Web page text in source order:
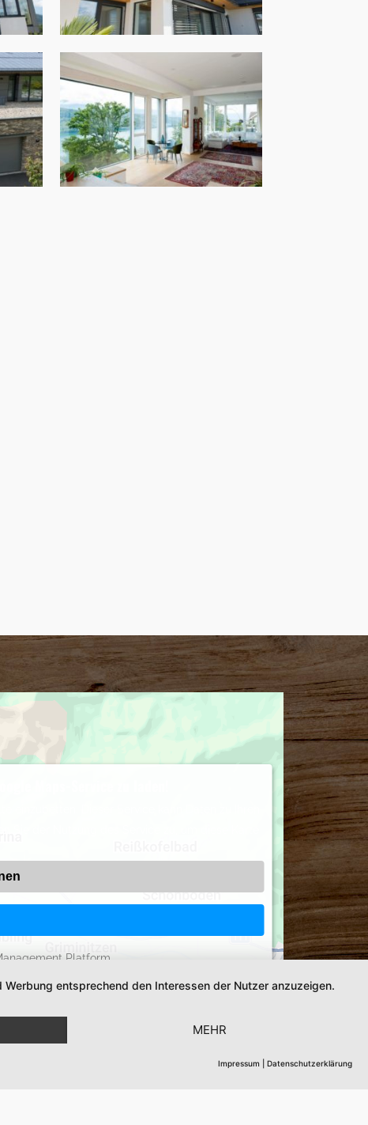
Platform
entsprechend den Interessen der Nutzer anzuzeigen.
MEHR
Impressum Datenschutzerklärung